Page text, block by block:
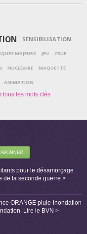
SENSIBILISATION
MAJEURS JEU CRUE
NUCLÉAIRE MAQUETTE
ANIMATION
pour le désamorçage
de la seconde guerre >
ORANGE pluie-inondation
Lire le BVN >